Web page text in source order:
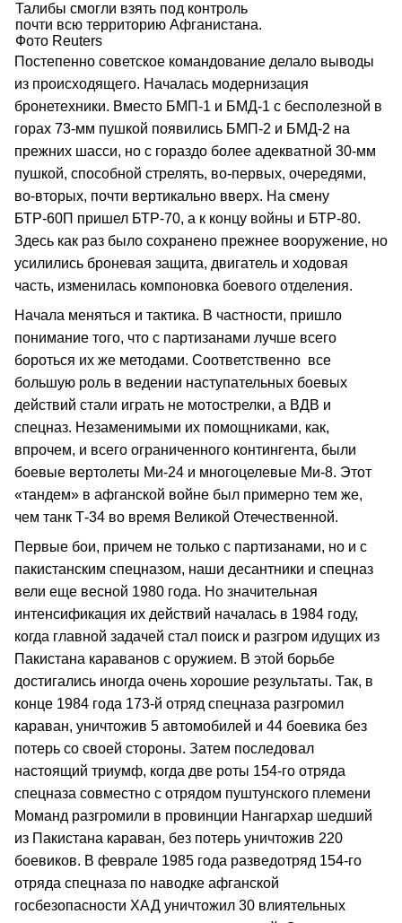
Талибы смогли взять под контроль
почти всю территорию Афганистана.
Фото Reuters
Постепенно советское командование делало выводы
из происходящего. Началась модернизация
бронетехники. Вместо БМП-1 и БМД-1 с бесполезной в
горах 73-мм пушкой появились БМП-2 и БМД-2 на
прежних шасси, но с гораздо более адекватной 30-мм
пушкой, способной стрелять, во-первых, очередями,
во-вторых, почти вертикально вверх. На смену
БТР-60П пришел БТР-70, а к концу войны и БТР-80.
Здесь как раз было сохранено прежнее вооружение, но
усилились броневая защита, двигатель и ходовая
часть, изменилась компоновка боевого отделения.
Начала меняться и тактика. В частности, пришло
понимание того, что с партизанами лучше всего
бороться их же методами. Соответственно все
большую роль в ведении наступательных боевых
действий стали играть не мотострелки, а ВДВ и
спецназ. Незаменимыми их помощниками, как,
впрочем, и всего ограниченного контингента, были
боевые вертолеты Ми-24 и многоцелевые Ми-8. Этот
«тандем» в афганской войне был примерно тем же,
чем танк Т-34 во время Великой Отечественной.
Первые бои, причем не только с партизанами, но и с
пакистанским спецназом, наши десантники и спецназ
вели еще весной 1980 года. Но значительная
интенсификация их действий началась в 1984 году,
когда главной задачей стал поиск и разгром идущих из
Пакистана караванов с оружием. В этой борьбе
достигались иногда очень хорошие результаты. Так, в
конце 1984 года 173-й отряд спецназа разгромил
караван, уничтожив 5 автомобилей и 44 боевика без
потерь со своей стороны. Затем последовал
настоящий триумф, когда две роты 154-го отряда
спецназа совместно с отрядом пуштунского племени
Моманд разгромили в провинции Нангархар шедший
из Пакистана караван, без потерь уничтожив 220
боевиков. В феврале 1985 года разведотряд 154-го
отряда спецназа по наводке афганской
госбезопасности ХАД уничтожил 30 влиятельных